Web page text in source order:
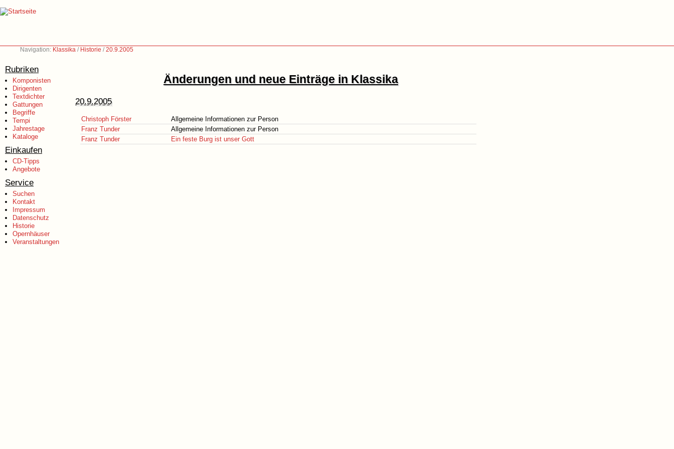
Navigation: Klassika / Historie /20.9.2005
Rubriken
Komponisten
Dirigenten
Textdichter
Gattungen
Begriffe
Tempi
Jahrestage
Kataloge
Einkaufen
CD-Tipps
Angebote
Service
Suchen
Kontakt
Impressum
Datenschutz
Historie
Opernhäuser
Veranstaltungen
Änderungen und neue Einträge in Klassika
20.9.2005
Christoph Förster
Allgemeine Informationen zur Person
Franz Tunder
Allgemeine Informationen zur Person
Franz Tunder
Ein feste Burg ist unser Gott